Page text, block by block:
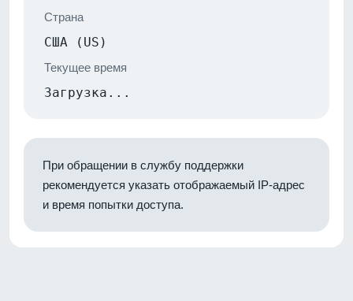
Страна
США (US)
Текущее время
Загрузка...
При обращении в службу поддержки
рекомендуется указать отображаемый IP-адрес
и время попытки доступа.